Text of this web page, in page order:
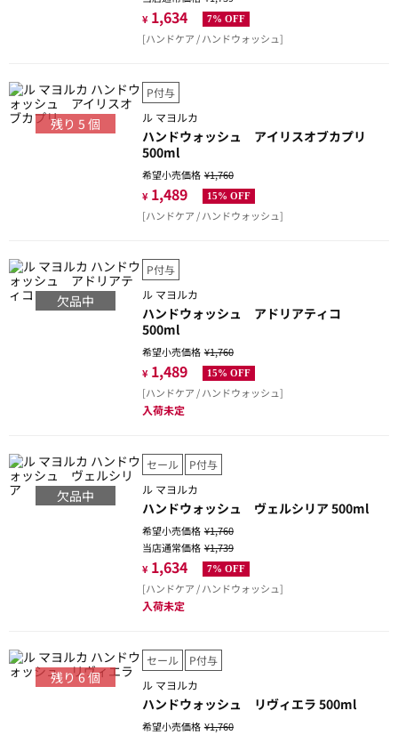
¥ 1,634 7% OFF
[ハンドケア / ハンドウォッシュ]
残り 5 個
P付与
ル マヨルカ
ハンドウォッシュ アイリスオブカプリ
500ml
希望小売価格¥1,760
¥ 1,489 15% OFF
[ハンドケア / ハンドウォッシュ]
欠品中
P付与
ル マヨルカ
ハンドウォッシュ アドリアティコ
500ml
希望小売価格¥1,760
¥ 1,489 15% OFF
[ハンドケア / ハンドウォッシュ]
入荷未定
欠品中
セール
P付与
ル マヨルカ
ハンドウォッシュ ヴェルシリア 500ml
希望小売価格¥1,760
当店通常価格¥1,739
¥ 1,634 7% OFF
[ハンドケア / ハンドウォッシュ]
入荷未定
残り6個
セール
P付与
ル マヨルカ
ハンドウォッシュ リヴィエラ 500ml
希望小売価格¥1,760